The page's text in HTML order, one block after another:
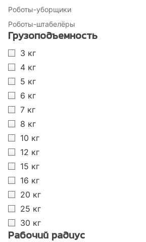
Роботы-уборщики
Роботы-штабелёры
Грузоподъемность
3 кг
4 кг
5 кг
6 кг
7 кг
8 кг
10 кг
12 кг
15 кг
16 кг
20 кг
25 кг
30 кг
Рабочий радиус